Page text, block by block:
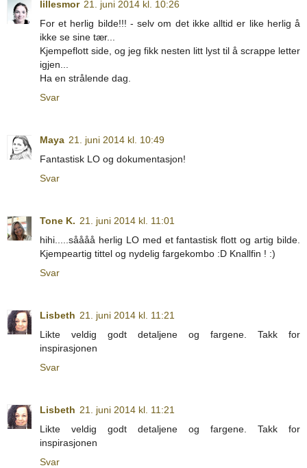
lillesmor 21. juni 2014 kl. 10:26
For et herlig bilde!!! - selv om det ikke alltid er like herlig å
ikke se sine tær...
Kjempeflott side, og jeg fikk nesten litt lyst til å scrappe letter
igjen...
Ha en strålende dag.
Svar
Maya 21. juni 2014 kl. 10:49
Fantastisk LO og dokumentasjon!
Svar
Tone K. 21. juni 2014 kl. 11:01
hihi.....såååå herlig LO med et fantastisk flott og artig bilde.
Kjempeartig tittel og nydelig fargekombo :D Knallfin ! :)
Svar
Lisbeth 21. juni 2014 kl. 11:21
Likte veldig godt detaljene og fargene. Takk for
inspirasjonen
Svar
Lisbeth 21. juni 2014 kl. 11:21
Likte veldig godt detaljene og fargene. Takk for
inspirasjonen
Svar